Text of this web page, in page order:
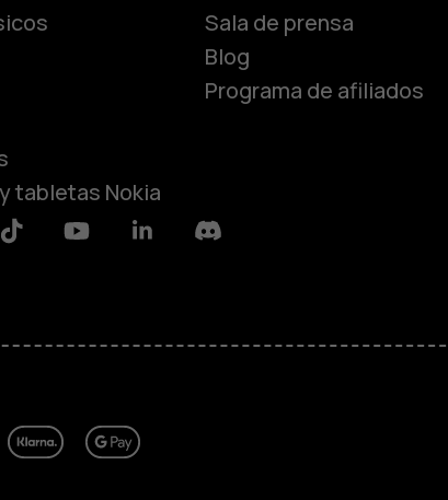
tabletas Nokia
Sala de prensa
Blog
Programa de afiliados
Tiktok YoutubeLinkedinDiscord